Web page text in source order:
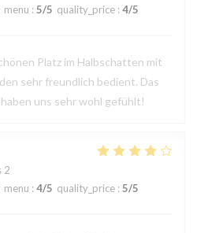
menu : 5/5 quality_price : 4/5
Platz im Halbschatten mit
sehr freundlich bedient. Das
uns sehr wohl gefühlt!
2
menu : 4/5 quality_price : 5/5